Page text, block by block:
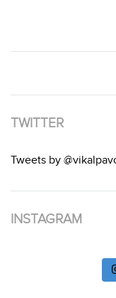
TWITTER
Tweets by
INSTAGRAM